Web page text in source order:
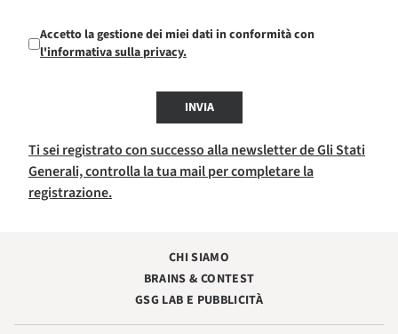
Accetto la gestione dei miei dati in conformità con
l'informativa sulla privacy.
INVIA
Ti sei registrato con successo alla newsletter de Gli Stati
Generali, controlla la tua mail per completare la
registrazione.
CHI SIAMO
BRAINS & CONTEST
GSG LAB E PUBBLICITÀ